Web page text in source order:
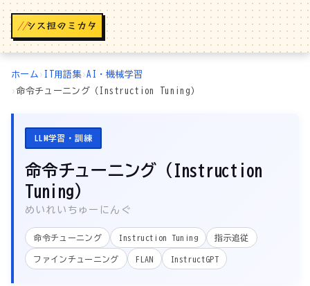
//
ホーム › IT用語集›AI・機械学習
›命令チューニング（Instruction Tuning）
LLM学習・訓練
命令チューニング（Instruction
Tuning）
めいれいちゅーにんぐ
命令チューニング Instruction Tuning 指示追従
ファインチューニング FLAN InstructGPT